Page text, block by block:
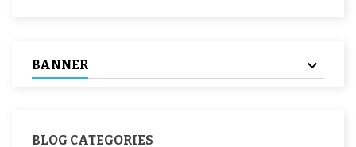
BANNER
BLOG CATEGORIES